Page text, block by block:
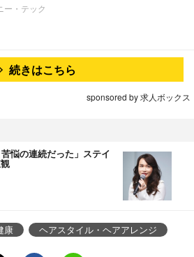
ー・テック
続きはこちら
sponsored by 求人ボックス
悩の連続だった」ステイ
康 ヘアスタイル・ヘアアレンジ